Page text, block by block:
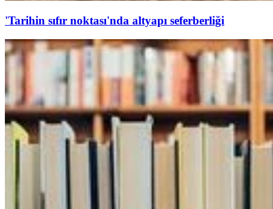
'Tarihin sıfır noktası'nda altyapı seferberliği